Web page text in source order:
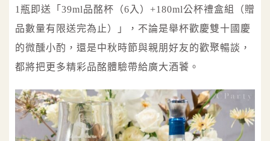
1瓶即送「39ml品酩杯（6入）+180ml公杯禮盒組（贈
品數量有限送完為止）」，不論是舉杯歡慶雙十國慶
的微醺小酌，還是中秋時節與親朋好友的歡聚暢談，
都將把更多精彩品酩體驗帶給廣大酒饕。